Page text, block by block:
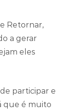
Retornar,
a gerar
eles
participar e
que é muito